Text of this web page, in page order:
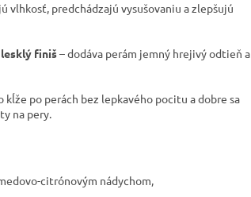
vlhkosť, predchádzajú vysušovaniu a zlepšujú
finiš– dodáva perám jemný hrejivý odtieň a
kĺže po perách bez lepkavého pocitu a dobre sa
na pery.
citrónovým nádychom,